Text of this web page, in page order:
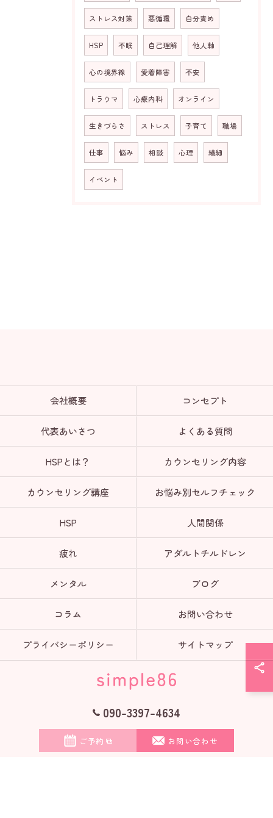
ストレス対策 悪循環 自分責め
HSP 不眠 自己理解 他人軸
心の境界線 愛着障害 不安
トラウマ 心療内科 オンライン
生きづらさ ストレス 子育て 職場
仕事 悩み 相談 心理 繊細
イベント
090-3397-4634
ご予約 お問い合わせ
会社概要 コンセプト
代表あいさつ よくある質問
HSPとは？ カウンセリング内容
カウンセリング講座 お悩み別セルフチェック
HSP 人間関係
疲れ アダルトチルドレン
メンタル ブログ
コラム お問い合わせ
プライバシーポリシー サイトマップ
© 2026 オンラインのカウンセリングならsimple86 ALL RIGHTS RESERVED.